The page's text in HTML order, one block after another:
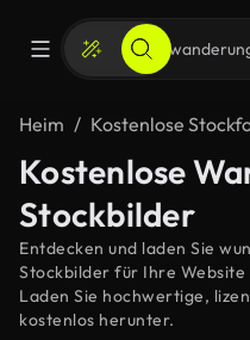
Heim Kostenlose
Kostenlose
Stockbilder
Entdecken und laden Sie
Stockbilder für Ihre
Laden Sie hochwertige,
kostenlos herunter.